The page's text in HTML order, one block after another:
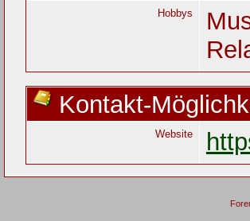
Hobbys
Kontakt-
Website